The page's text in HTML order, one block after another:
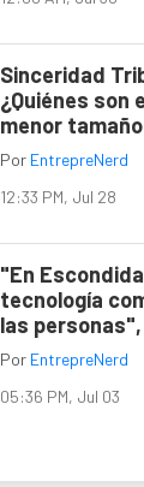
Sinceridad
¿Quiénes son
menor
Por EntrepreNerd
12:33 PM, Jul 28
"En
tecnología
las
Por EntrepreNerd
05:36 PM, Jul 03